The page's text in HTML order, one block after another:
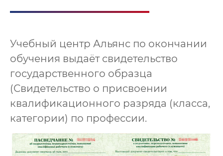
Учебный центр Альянс по окончании
обучения выдаёт свидетельство
государственного образца
(Свидетельство о присвоении
квалификационного разряда (класса,
категории) по профессии.